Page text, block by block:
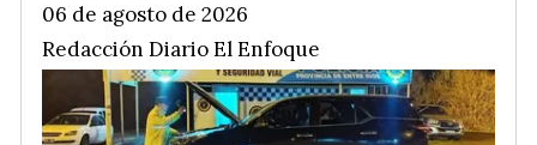
Redacción Diario El Enfoque
06 de agosto de 2026